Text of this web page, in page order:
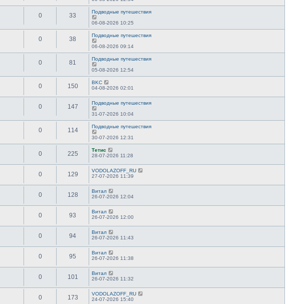
0 33
Подводные путешествия
06-08-2026 10:25
0 38
Подводные путешествия
06-08-2026 09:14
0 81
Подводные путешествия
05-08-2026 12:54
0 150
BKC
04-08-2026 02:01
0 147
Подводные путешествия
31-07-2026 10:04
0 114
Подводные путешествия
30-07-2026 12:31
0 225
Тетис
28-07-2026 11:28
0 129
VODOLAZOFF_RU
27-07-2026 11:39
0 128
Витал
26-07-2026 12:04
0 93
Витал
26-07-2026 12:00
0 94
Витал
26-07-2026 11:43
0 95
Витал
26-07-2026 11:38
0 101
Витал
26-07-2026 11:32
0 173
VODOLAZOFF_RU
24-07-2026 15:40